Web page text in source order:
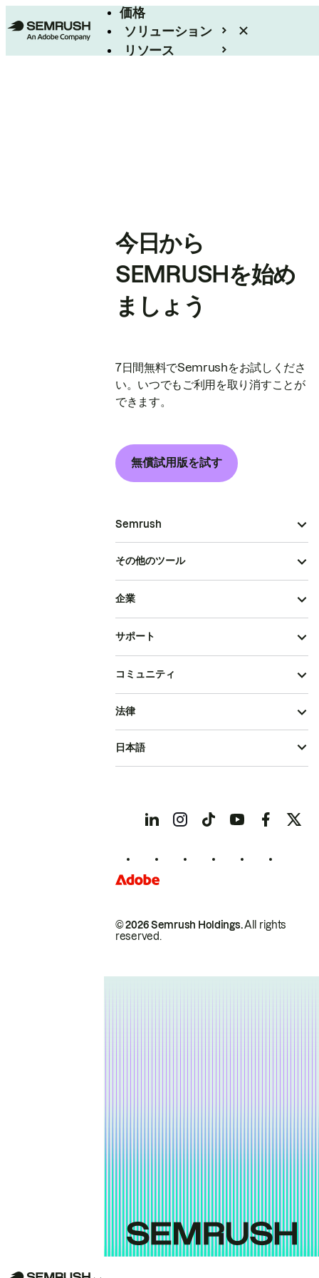
価格
ソリューション
リソース
今日から
SEMRUSHを始め
ましょう
7日間無料でSemrushをお試しくださ
い。いつでもご利用を取り消すことが
できます。
無償試用版を試す
Semrush
その他のツール
企業
サポート
コミュニティ
© 2026 Semrush Holdings.All rights
reserved.
法律
日本語